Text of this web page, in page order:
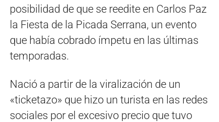
posibilidad de que se reedite en Carlos Paz
la Fiesta de la Picada Serrana, un evento
que había cobrado ímpetu en las últimas
temporadas.
Nació a partir de la viralización de un
«ticketazo» que hizo un turista en las redes
sociales por el excesivo precio que tuvo